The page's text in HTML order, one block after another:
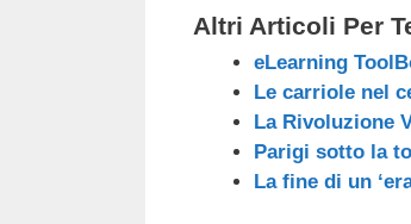
Altri Articoli Per
eLearning
Le carriole nel
La Rivoluzione
Parigi sotto la
La fine di un